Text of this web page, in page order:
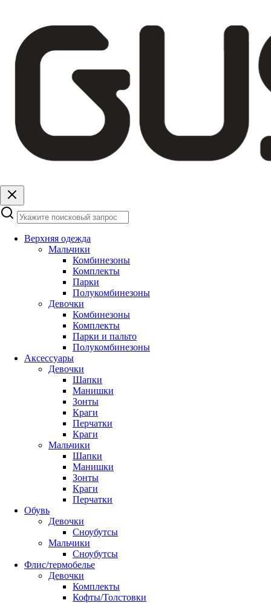
Верхняя одежда
Мальчики
Комбинезоны
Комплекты
Парки
Полукомбинезоны
Девочки
Комбинезоны
Комплекты
Парки и пальто
Полукомбинезоны
Аксессуары
Девочки
Шапки
Манишки
Зонты
Краги
Перчатки
Краги
Мальчики
Шапки
Манишки
Зонты
Краги
Перчатки
Обувь
Девочки
Сноубутсы
Мальчики
Сноубутсы
Флис/термобелье
Девочки
Комплекты
Кофты/Толстовки